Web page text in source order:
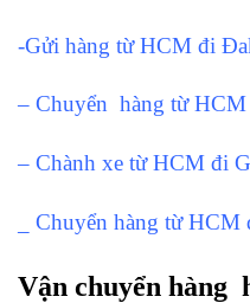
-Gửi hàng từ HCM đi
– Chuyển hàng từ
– Chành xe từ HCM đi
_ Chuyển hàng từ
Vận chuyển hàng